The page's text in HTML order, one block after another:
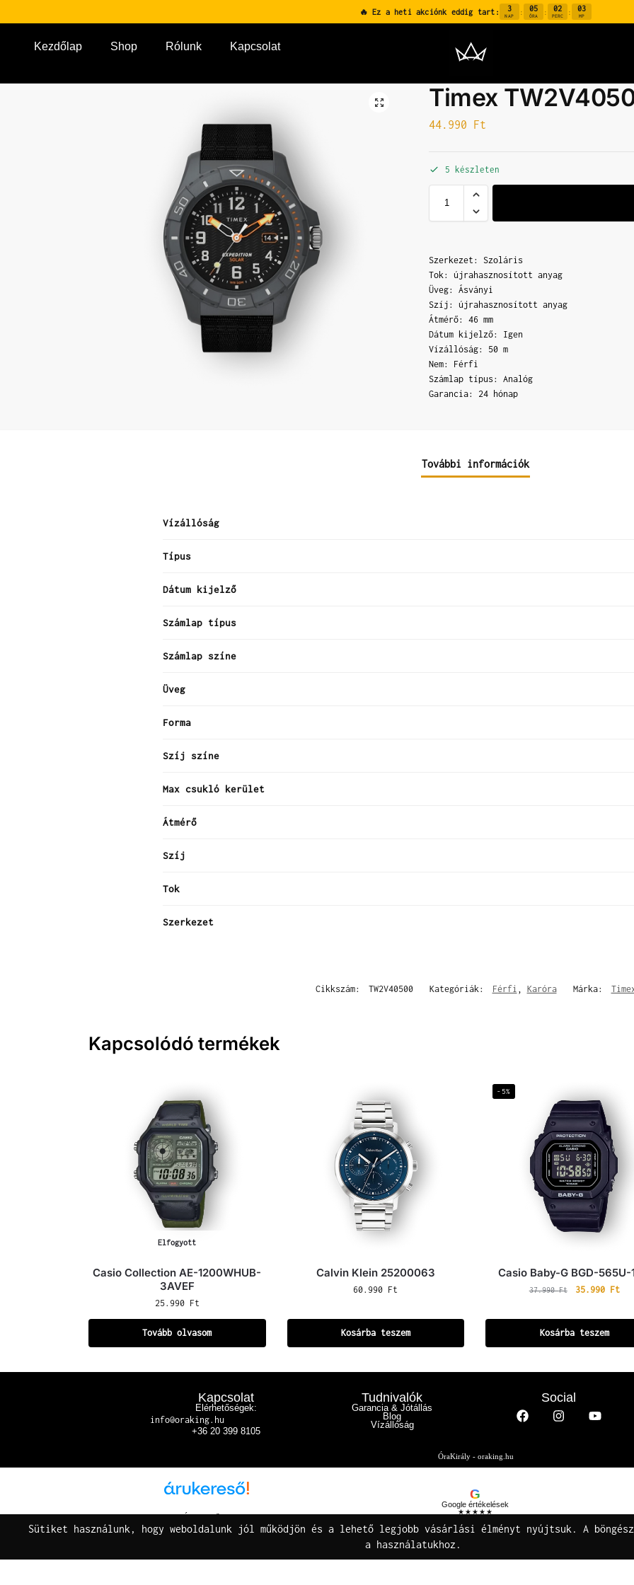
🔥 Ez a heti akciónk eddig tart: 3
NAP : 05
ÓRA : 02
PERC : 02
MP
Kezdőlap Shop Rólunk Kapcsolat
Timex
44.990 Ft
5 készleten
Szerkezet: Szoláris
Tok: újrahasznosított anyag
Üveg: Ásványi
Szíj: újrahasznosított anyag
Átmérő: 46 mm
Dátum kijelző: Igen
Vízállóság: 50 m
Nem: Férfi
Számlap típus: Analóg
Garancia: 24 hónap
További információk
Vízállóság
Típus
Dátum kijelző
Számlap típus
Számlap színe
Üveg
Forma
Szíj színe
Max csukló kerület
Átmérő
Szíj
Tok
Szerkezet
Cikkszám: TW2V40500 Kategóriák: Férfi , Karóra Márka:
Kapcsolódó termékek
Elfogyott
Casio Collection AE-1200WHUB-
3AVEF
25.990 Ft
Tovább olvasom
Calvin Klein 25200063
60.990 Ft
Kosárba teszem
-5%
Casio Baby-G BGD-565U-
37.990Ft 35.990 Ft
Kosárba teszem
Kapcsolat
Elérhetőségek:
info@oraking.hu
+36 20 399 8105
Tudnivalók
Garancia & Jótállás
Blog
Vízállóság
Social
ÓraKirály - oraking.hu
Árukereső.hu
G
Google értékelések
★★★★★
Buza Gáspár E.V.